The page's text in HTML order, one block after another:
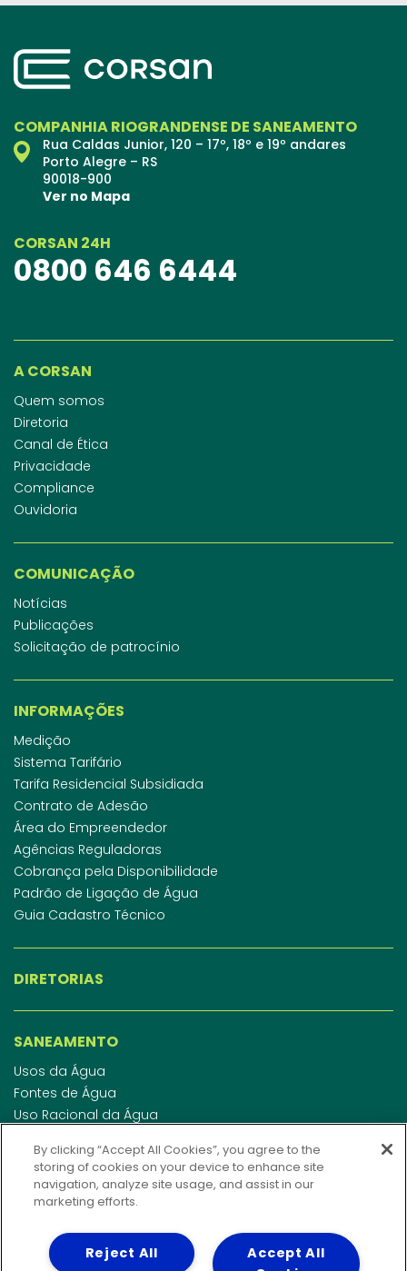
COMPANHIA RIOGRANDENSE DE SANEAMENTO
Rua Caldas Junior, 120 – 17º, 18º e 19º andares
Porto Alegre – RS
90018-900
Ver no Mapa
CORSAN 24H
0800 646 6444
A CORSAN
Quem somos
Diretoria
Canal de Ética
Privacidade
Compliance
Ouvidoria
COMUNICAÇÃO
Notícias
Publicações
Solicitação de patrocínio
INFORMAÇÕES
Medição
Sistema Tarifário
Tarifa Residencial Subsidiada
Contrato de Adesão
Área do Empreendedor
Agências Reguladoras
Cobrança pela Disponibilidade
Padrão de Ligação de Água
Guia Cadastro Técnico
DIRETORIAS
SANEAMENTO
Usos da Água
Fontes de Água
Uso Racional da Água
Esgotamento Sanitário
Regulamento de Água e Esgoto
Indicadores de qualidade da água
INVESTIDORES
By clicking “Accept All Cookies”, you agree to the
storing of cookies on your device to enhance site
navigation, analyze site usage, and assist in our
marketing efforts.
Accept All
Reject All